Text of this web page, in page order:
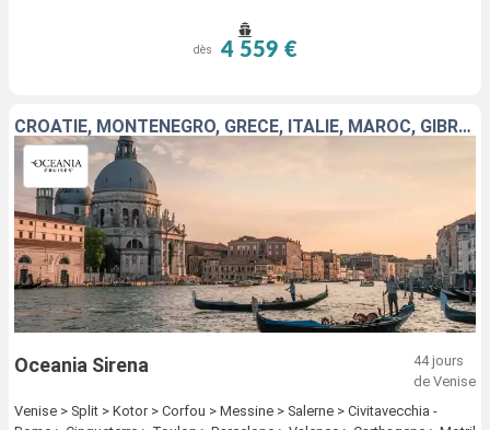
dès 4 559 €
CROATIE, MONTÉNÉGRO, GRÈCE, ITALIE, MAROC, GIBRALTAR, PORTUGAL, ESPAGNE, FRANCE, ROYAUME-UNI, IRLANDE, ISLANDE, ANTIGUA-ET-BARBUDA, CANADA, ÉTATS-UNIS
Oceania Sirena
44 jours
de Venise
Venise > Split > Kotor > Corfou > Messine > Salerne > Civitavecchia -